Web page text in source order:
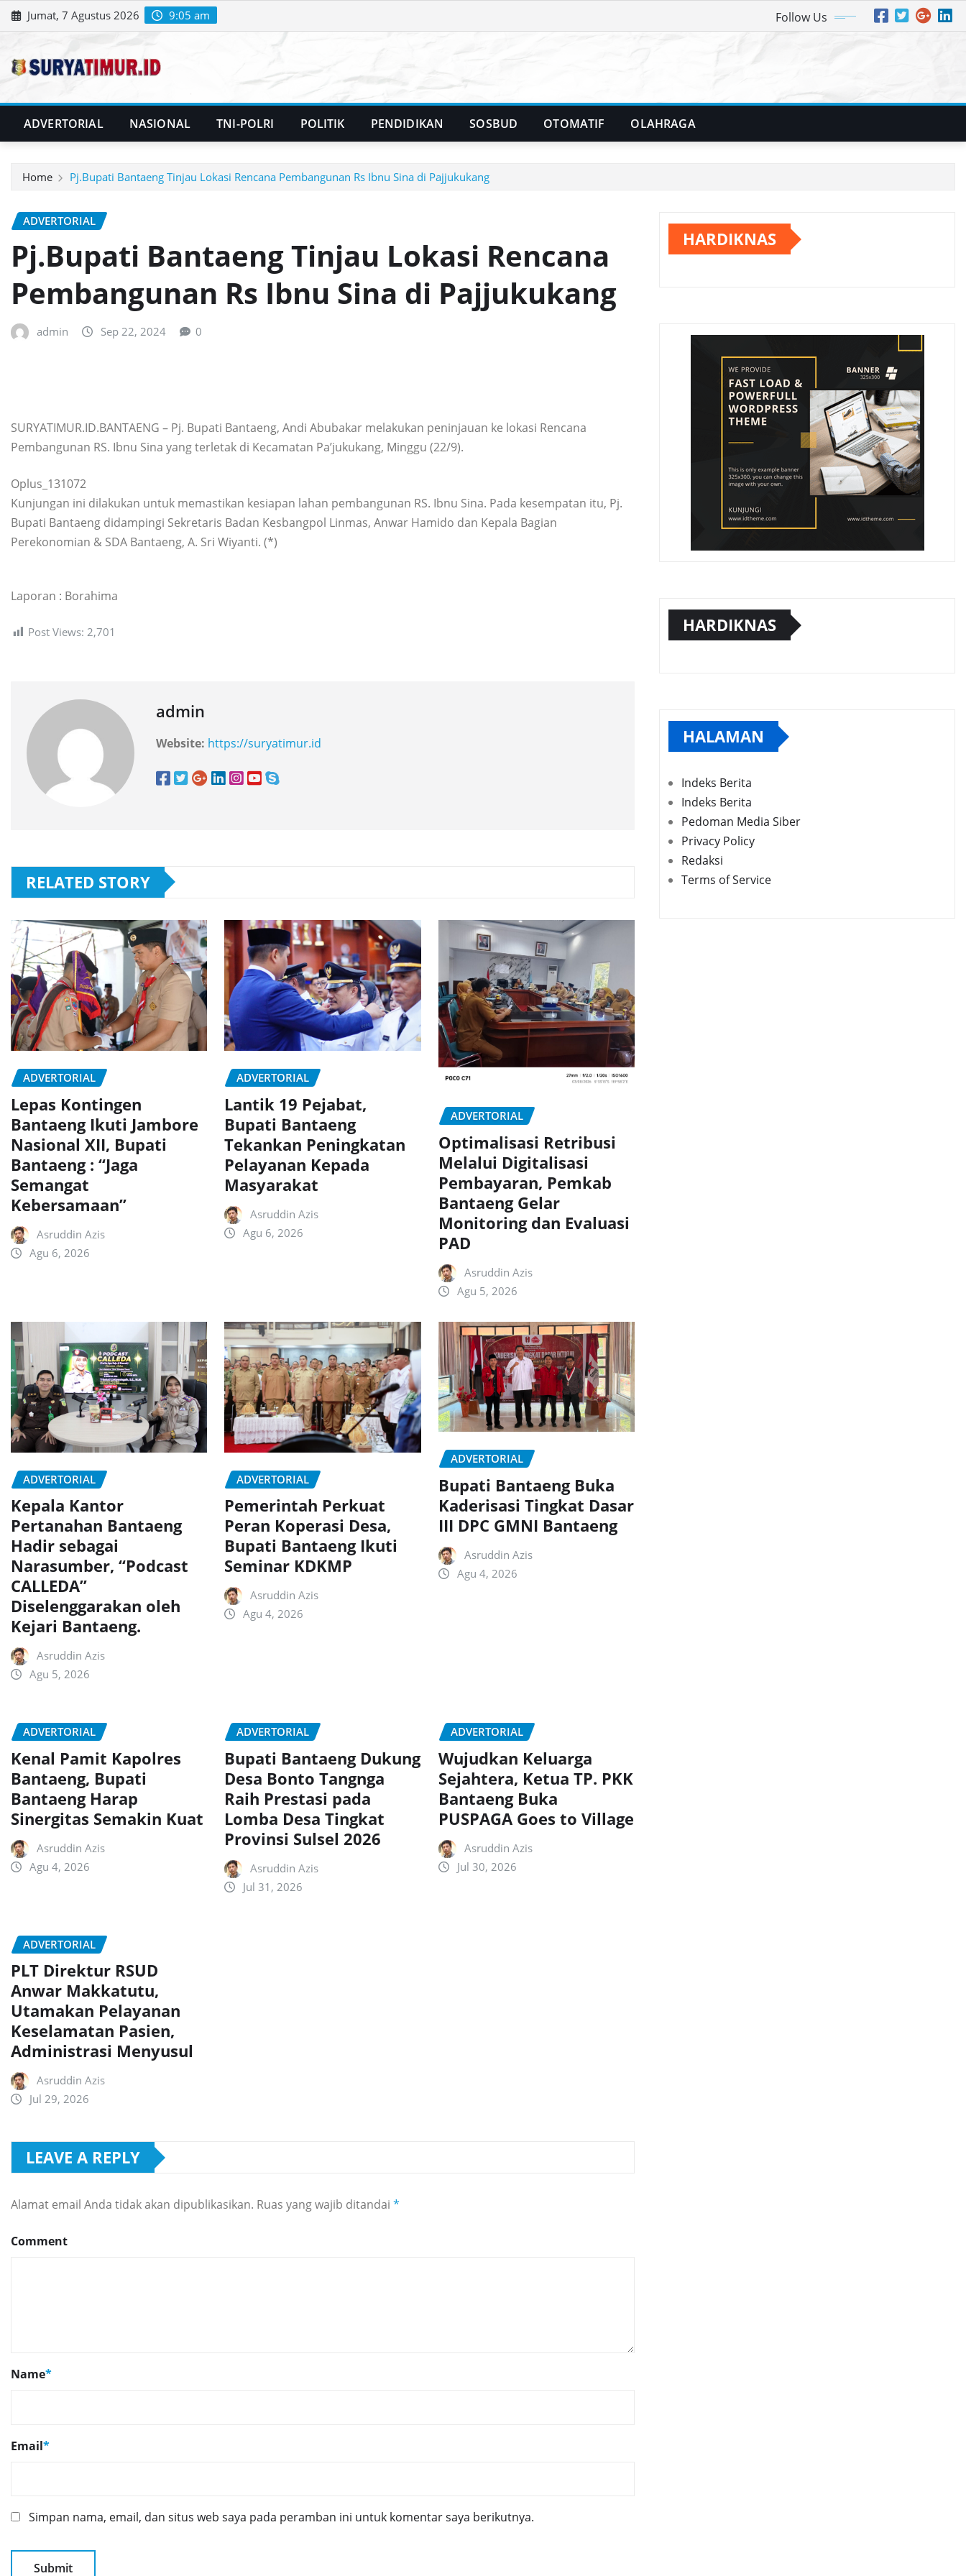
Skip
to
Jumat, 7 Agustus 2026 9:05 am Follow Us
ADVERTORIAL NASIONAL TNI-POLRI POLITIK PENDIDIKAN SOSBUD OTOMATIF OLAHRAGA
Home Pj.Bupati Bantaeng Tinjau Lokasi Rencana Pembangunan Rs Ibnu Sina di Pajjukukang
ADVERTORIAL
Pj.Bupati Bantaeng Tinjau Lokasi Rencana
Pembangunan Rs Ibnu Sina di Pajjukukang
admin Sep 22, 2024 0
SURYATIMUR.ID.BANTAENG – Pj. Bupati Bantaeng, Andi Abubakar melakukan peninjauan ke lokasi Rencana
Pembangunan RS. Ibnu Sina yang terletak di Kecamatan Pa’jukukang, Minggu (22/9).
Oplus_131072
Kunjungan ini dilakukan untuk memastikan kesiapan lahan pembangunan RS. Ibnu Sina. Pada kesempatan itu, Pj.
Bupati Bantaeng didampingi Sekretaris Badan Kesbangpol Linmas, Anwar Hamido dan Kepala Bagian
Perekonomian & SDA Bantaeng, A. Sri Wiyanti. (*)
Laporan : Borahima
Post Views: 2,701
admin
Website: https://suryatimur.id
RELATED STORY
ADVERTORIAL
Lepas Kontingen
Bantaeng Ikuti Jambore
Nasional XII, Bupati
Bantaeng : “Jaga
Semangat
Kebersamaan”
Asruddin Azis
Agu 6, 2026
ADVERTORIAL
Lantik 19 Pejabat,
Bupati Bantaeng
Tekankan Peningkatan
Pelayanan Kepada
Masyarakat
Asruddin Azis
Agu 6, 2026
ADVERTORIAL
Optimalisasi Retribusi
Melalui Digitalisasi
Pembayaran, Pemkab
Bantaeng Gelar
Monitoring dan Evaluasi
PAD
Asruddin Azis
Agu 5, 2026
ADVERTORIAL
Kepala Kantor
Pertanahan Bantaeng
Hadir sebagai
Narasumber, “Podcast
CALLEDA”
Diselenggarakan oleh
Kejari Bantaeng.
Asruddin Azis
Agu 5, 2026
ADVERTORIAL
Pemerintah Perkuat
Peran Koperasi Desa,
Bupati Bantaeng Ikuti
Seminar KDKMP
Asruddin Azis
Agu 4, 2026
ADVERTORIAL
Bupati Bantaeng Buka
Kaderisasi Tingkat Dasar
III DPC GMNI Bantaeng
Asruddin Azis
Agu 4, 2026
ADVERTORIAL
Kenal Pamit Kapolres
Bantaeng, Bupati
Bantaeng Harap
Sinergitas Semakin Kuat
Asruddin Azis
Agu 4, 2026
ADVERTORIAL
Bupati Bantaeng Dukung
Desa Bonto Tangnga
Raih Prestasi pada
Lomba Desa Tingkat
Provinsi Sulsel 2026
Asruddin Azis
Jul 31, 2026
ADVERTORIAL
Wujudkan Keluarga
Sejahtera, Ketua TP. PKK
Bantaeng Buka
PUSPAGA Goes to Village
Asruddin Azis
Jul 30, 2026
ADVERTORIAL
PLT Direktur RSUD
Anwar Makkatutu,
Utamakan Pelayanan
Keselamatan Pasien,
Administrasi Menyusul
Asruddin Azis
Jul 29, 2026
LEAVE A REPLY
Alamat email Anda tidak akan dipublikasikan. Ruas yang wajib ditandai *
Comment
Name*
Email*
Simpan nama, email, dan situs web saya pada peramban ini untuk komentar saya berikutnya.
HARDIKNAS
HARDIKNAS
HALAMAN
Indeks Berita
Indeks Berita
Pedoman Media Siber
Privacy Policy
Redaksi
Terms of Service